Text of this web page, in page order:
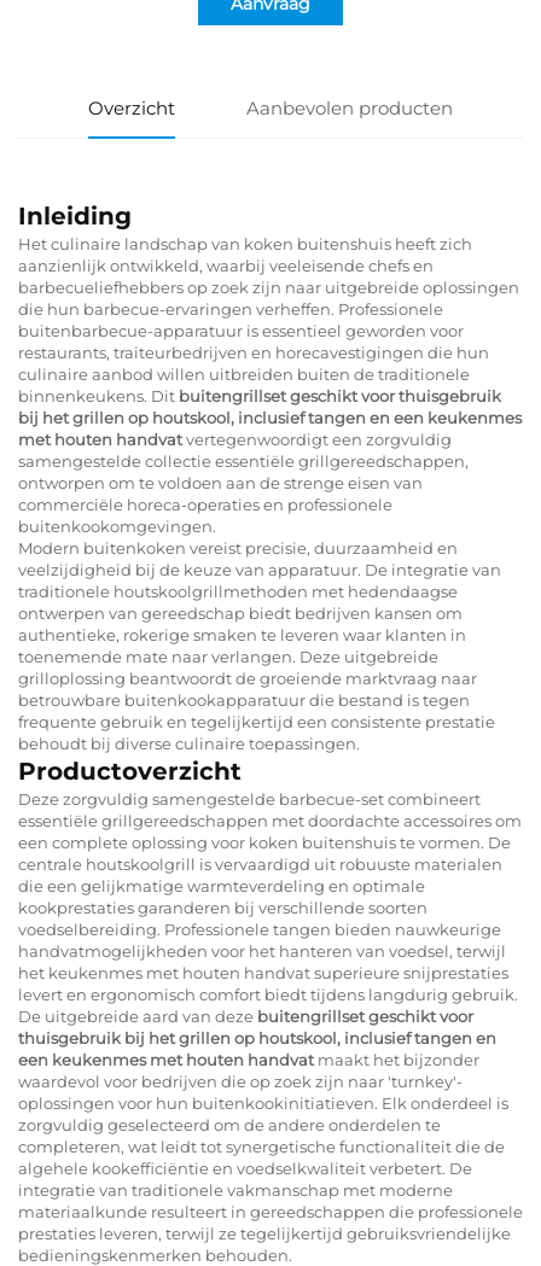
Overzicht Aanbevolen producten
Inleiding
Het culinaire landschap van koken buitenshuis heeft zich
aanzienlijk ontwikkeld, waarbij veeleisende chefs en
barbecueliefhebbers op zoek zijn naar uitgebreide oplossingen
die hun barbecue-ervaringen verheffen. Professionele
buitenbarbecue-apparatuur is essentieel geworden voor
restaurants, traiteurbedrijven en horecavestigingen die hun
culinaire aanbod willen uitbreiden buiten de traditionele
binnenkeukens. Dit buitengrillset geschikt voor thuisgebruik
bij het grillen op houtskool, inclusief tangen en een keukenmes
met houten handvatvertegenwoordigt een zorgvuldig
samengestelde collectie essentiële grillgereedschappen,
ontworpen om te voldoen aan de strenge eisen van
commerciële horeca-operaties en professionele
buitenkookomgevingen.
Modern buitenkoken vereist precisie, duurzaamheid en
veelzijdigheid bij de keuze van apparatuur. De integratie van
traditionele houtskoolgrillmethoden met hedendaagse
ontwerpen van gereedschap biedt bedrijven kansen om
authentieke, rokerige smaken te leveren waar klanten in
toenemende mate naar verlangen. Deze uitgebreide
grilloplossing beantwoordt de groeiende marktvraag naar
betrouwbare buitenkookapparatuur die bestand is tegen
frequente gebruik en tegelijkertijd een consistente prestatie
behoudt bij diverse culinaire toepassingen.
Productoverzicht
Deze zorgvuldig samengestelde barbecue-set combineert
essentiële grillgereedschappen met doordachte accessoires om
een complete oplossing voor koken buitenshuis te vormen. De
centrale houtskoolgrill is vervaardigd uit robuuste materialen
die een gelijkmatige warmteverdeling en optimale
kookprestaties garanderen bij verschillende soorten
voedselbereiding. Professionele tangen bieden nauwkeurige
handvatmogelijkheden voor het hanteren van voedsel, terwijl
het keukenmes met houten handvat superieure snijprestaties
levert en ergonomisch comfort biedt tijdens langdurig gebruik.
De uitgebreide aard van deze buitengrillset geschikt voor
thuisgebruik bij het grillen op houtskool, inclusief tangen en
een keukenmes met houten handvat maakt het bijzonder
waardevol voor bedrijven die op zoek zijn naar 'turnkey'-
oplossingen voor hun buitenkookinitiatieven. Elk onderdeel is
zorgvuldig geselecteerd om de andere onderdelen te
completeren, wat leidt tot synergetische functionaliteit die de
algehele kookefficiëntie en voedselkwaliteit verbetert. De
integratie van traditionele vakmanschap met moderne
materiaalkunde resulteert in gereedschappen die professionele
prestaties leveren, terwijl ze tegelijkertijd gebruiksvriendelijke
bedieningskenmerken behouden.